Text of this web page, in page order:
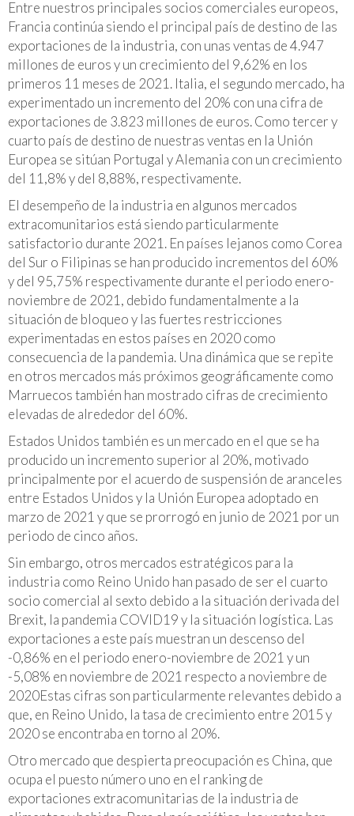
Entre nuestros principales socios comerciales europeos,
Francia continúa siendo el principal país de destino de las
exportaciones de la industria, con unas ventas de 4.947
millones de euros y un crecimiento del 9,62% en los
primeros 11 meses de 2021. Italia, el segundo mercado, ha
experimentado un incremento del 20% con una cifra de
exportaciones de 3.823 millones de euros. Como tercer y
cuarto país de destino de nuestras ventas en la Unión
Europea se sitúan Portugal y Alemania con un crecimiento
del 11,8% y del 8,88%, respectivamente.
El desempeño de la industria en algunos mercados
extracomunitarios está siendo particularmente
satisfactorio durante 2021. En países lejanos como Corea
del Sur o Filipinas se han producido incrementos del 60%
y del 95,75% respectivamente durante el periodo enero-
noviembre de 2021, debido fundamentalmente a la
situación de bloqueo y las fuertes restricciones
experimentadas en estos países en 2020 como
consecuencia de la pandemia. Una dinámica que se repite
en otros mercados más próximos geográficamente como
Marruecos también han mostrado cifras de crecimiento
elevadas de alrededor del 60%.
Estados Unidos también es un mercado en el que se ha
producido un incremento superior al 20%, motivado
principalmente por el acuerdo de suspensión de aranceles
entre Estados Unidos y la Unión Europea adoptado en
marzo de 2021 y que se prorrogó en junio de 2021 por un
periodo de cinco años.
Sin embargo, otros mercados estratégicos para la
industria como Reino Unido han pasado de ser el cuarto
socio comercial al sexto debido a la situación derivada del
Brexit, la pandemia COVID19 y la situación logística. Las
exportaciones a este país muestran un descenso del
-0,86% en el periodo enero-noviembre de 2021 y un
-5,08% en noviembre de 2021 respecto a noviembre de
2020Estas cifras son particularmente relevantes debido a
que, en Reino Unido, la tasa de crecimiento entre 2015 y
2020 se encontraba en torno al 20%.
Otro mercado que despierta preocupación es China, que
ocupa el puesto número uno en el ranking de
exportaciones extracomunitarias de la industria de